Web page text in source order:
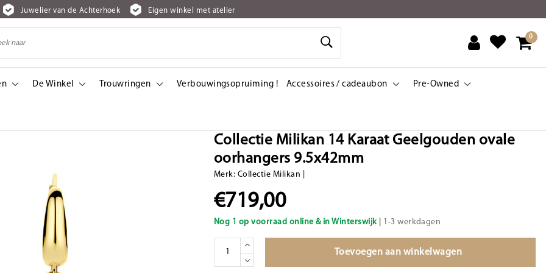
Juwelier van de Achterhoek Eigen winkel met atelier
0
De Winkel Trouwringen Verbouwingsopruiming ! Accessoires / cadeaubon Pre-Owned
Collectie Milikan 14 Karaat Geelgouden ovale
oorhangers 9.5x42mm
Merk: Collectie Milikan
€719,00
Nog 1 op voorraad online & in Winterswijk| 1-3 werkdagen
Toevoegen aan winkelwagen